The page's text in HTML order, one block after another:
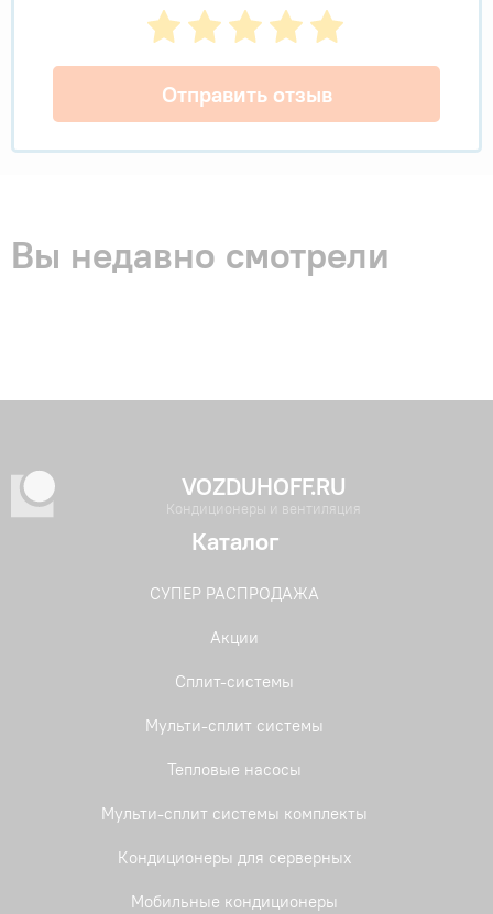
Отправить отзыв
Вы недавно смотрели
VOZDUHOFF.RU
Кондиционеры и вентиляция
Каталог
СУПЕР РАСПРОДАЖА
Акции
Сплит-системы
Мульти-сплит системы
Тепловые насосы
Мульти-сплит системы комплекты
Кондиционеры для серверных
Мобильные кондиционеры